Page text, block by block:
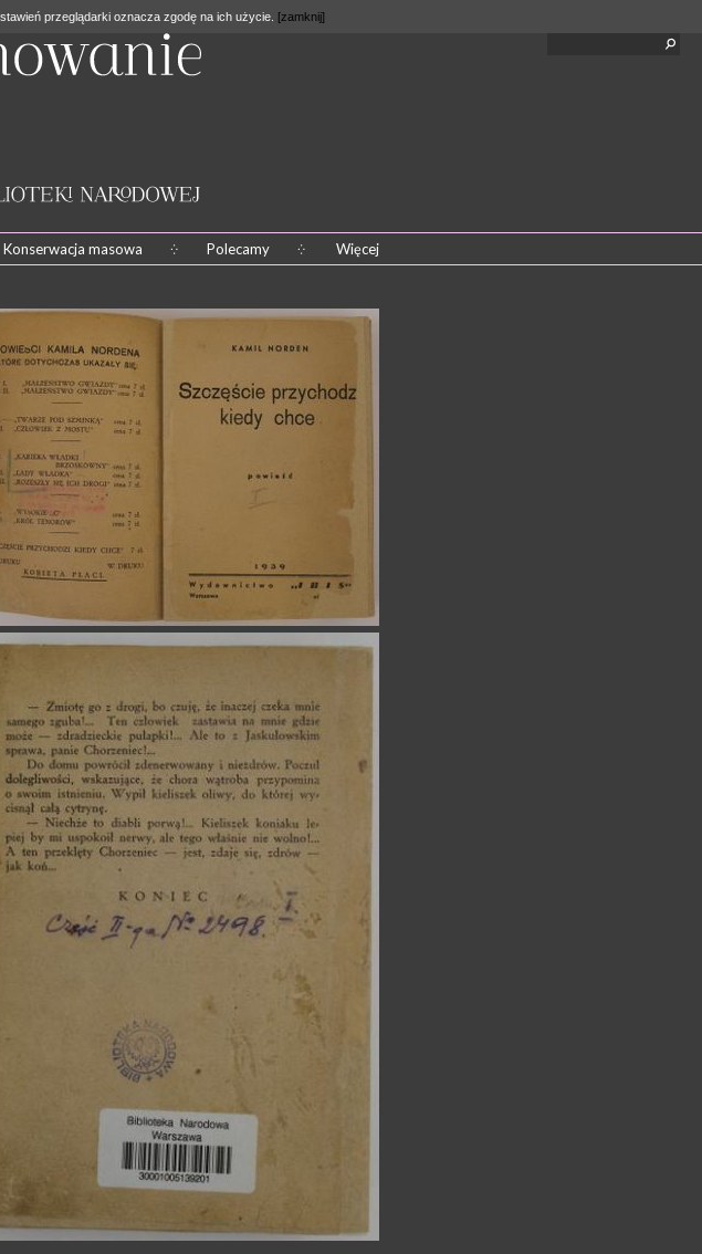
przeglądarki oznacza zgodę na ich użycie. [zamknij]
Konserwacja masowa Polecamy Więcej